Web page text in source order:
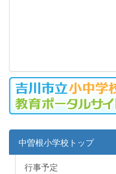
中曽根小学校トップ
行事予定